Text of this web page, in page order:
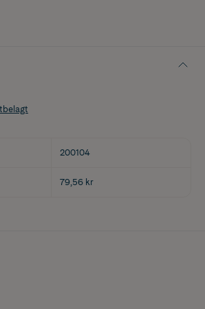
200104
79,56 kr